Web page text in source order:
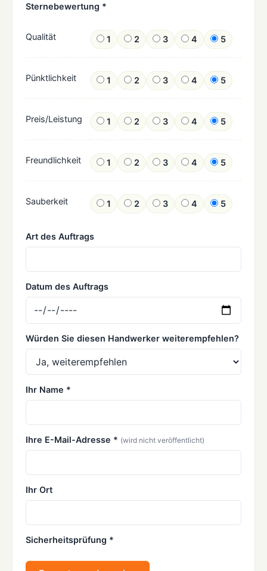
Sternebewertung *
Qualität 1 2 3 4 5
Pünktlichkeit 1 2 3 4 5
Preis/Leistung 1 2 3 4 5
Freundlichkeit 1 2 3 4 5
Sauberkeit 1 2 3 4 5
Art des Auftrags
Datum des Auftrags
Würden Sie diesen Handwerker weiterempfehlen?
Ihr Name *
Ihre E-Mail-Adresse * (wird nicht veröffentlicht)
Ihr Ort
Sicherheitsprüfung *